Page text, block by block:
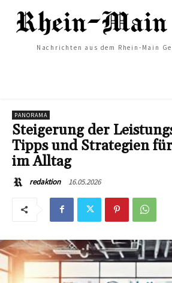
Nachrichten aus dem Rhein-Main
PANORAMA
Steigerung der
Tipps und Strategien
im Alltag
redaktion 16.05.2026